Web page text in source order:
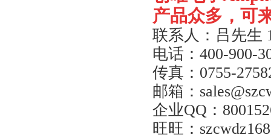
产品众多，可
联系人：吕先生
电话： 400-900-
传真： 0755-
邮箱：
企业QQ ：
旺旺：